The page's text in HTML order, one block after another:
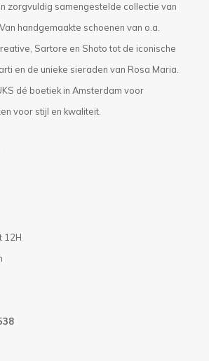
zorgvuldig samengestelde collectie van
handgemaakte schoenen van o.a.
Sartore en Shoto tot de iconische
en de unieke sieraden van Rosa Maria.
dé boetiek in Amsterdam voor
voor stijl en kwaliteit.
12H